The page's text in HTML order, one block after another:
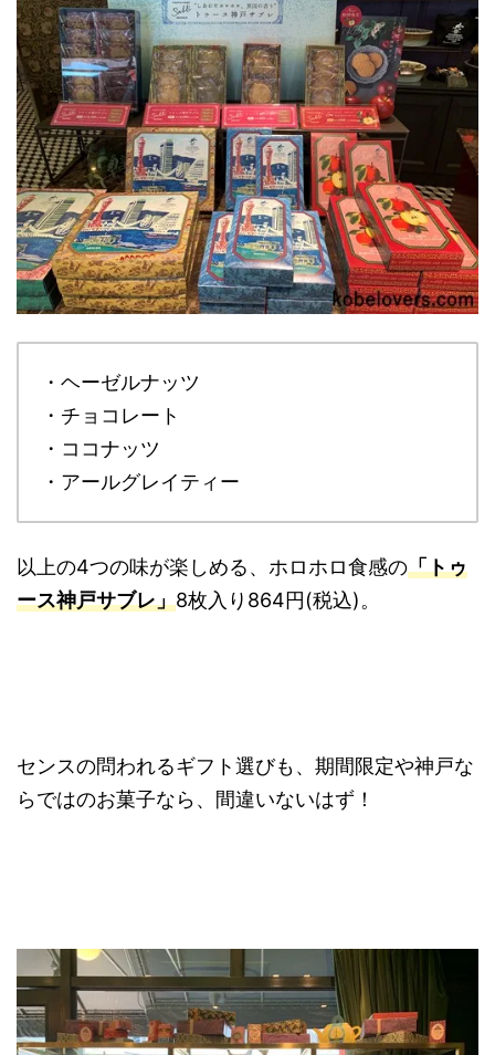
・ヘーゼルナッツ
・チョコレート
・ココナッツ
・アールグレイティー
以上の4つの味が楽しめる、ホロホロ食感の「トゥ
ース神戸サブレ」8枚入り864円(税込)。
センスの問われるギフト選びも、期間限定や神戸な
らではのお菓子なら、間違いないはず！